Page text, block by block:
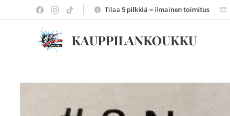
Tilaa 5 pilkkiä = ilmainen toimitus
KAUPPILANKOUKKU